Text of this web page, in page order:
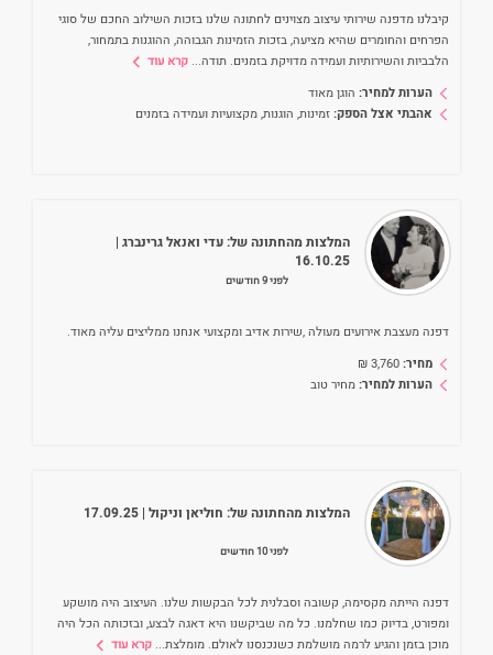
קיבלנו מדפנה שירותי עיצוב מצוינים לחתונה שלנו בזכות השילוב החכם של סוגי
הפרחים והחומרים שהיא מציעה, בזכות הזמינות הגבוהה, ההוגנות בתמחור,
הלבביות והשירותיות ועמידה מדויקת בזמנים. תודה... קרא עוד
הערות למחיר: הוגן מאוד
אהבתי אצל הספק:זמינות, הוגנות, מקצועיות ועמידה בזמנים
לפני 9 חודשים
המלצות מהחתונה של:עדי ואנאל גרינברג |
16.10.25
דפנה מעצבת אירועים מעולה ,שירות אדיב ומקצועי אנחנו ממליצים עליה מאוד.
מחיר:3,760
₪
הערות למחיר:מחיר טוב
לפני 10 חודשים
המלצות מהחתונה של: חוליאן וניקול | 17.09.25
דפנה הייתה מקסימה, קשובה וסבלנית לכל הבקשות שלנו. העיצוב היה מושקע
ומפורט, בדיוק כמו שחלמנו. כל מה שביקשנו היא דאגה לבצע, ובזכותה הכל היה
מוכן בזמן והגיע לרמה מושלמת כשנכנסנו לאולם. מומלצת... קרא עוד